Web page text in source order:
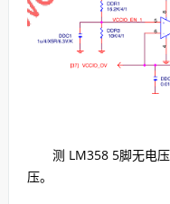
测 LM358 5脚无电压
压。